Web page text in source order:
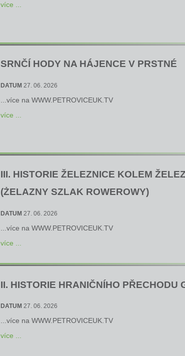
více ...
SRNČÍ HODY NA HÁJENCE V PRSTNÉ
DATUM 27. 06. 2026
...více na WWW.PETROVICEUK.TV
více ...
III. HISTORIE ŽELEZNICE KOLEM
(ŻELAZNY SZLAK ROWEROWY)
DATUM27. 06. 2026
...více na WWW.PETROVICEUK.TV
více ...
II. HISTORIE HRANIČNÍHO PŘECHODU
DATUM 27. 06. 2026
...více na WWW.PETROVICEUK.TV
více ...